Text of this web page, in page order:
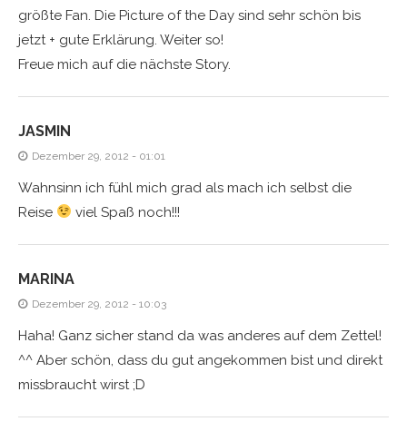
größte Fan. Die Picture of the Day sind sehr schön bis
jetzt + gute Erklärung. Weiter so!
Freue mich auf die nächste Story.
JASMIN
Dezember 29, 2012 - 01:01
Wahnsinn ich fühl mich grad als mach ich selbst die
Reise
viel Spaß noch!!!
MARINA
Dezember 29, 2012 - 10:03
Haha! Ganz sicher stand da was anderes auf dem Zettel!
^^ Aber schön, dass du gut angekommen bist und direkt
missbraucht wirst ;D